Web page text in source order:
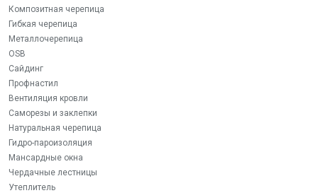
Композитная черепица
Гибкая черепица
Металлочерепица
OSB
Сайдинг
Профнастил
Вентиляция кровли
Саморезы и заклепки
Натуральная черепица
Гидро-пароизоляция
Мансардные окна
Чердачные лестницы
Утеплитель